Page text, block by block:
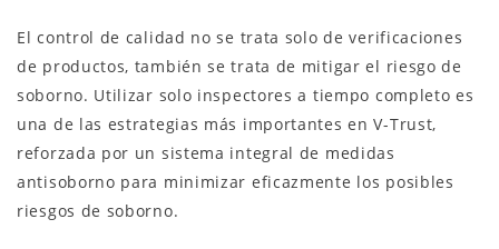
El control de calidad no se trata solo de verificaciones
de productos, también se trata de mitigar el riesgo de
soborno. Utilizar solo inspectores a tiempo completo es
una de las estrategias más importantes en V-Trust,
reforzada por un sistema integral de medidas
antisoborno para minimizar eficazmente los posibles
riesgos de soborno.